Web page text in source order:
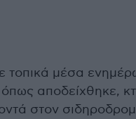
τοπικά μέσα
όπως αποδείχθηκε,
στον